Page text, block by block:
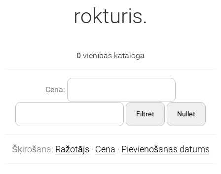
rokturis.
0 vienības katalogā
Cena:
Filtrēt Nullēt
Šķirošana: Ražotājs · Cena · Pievienošanas datums